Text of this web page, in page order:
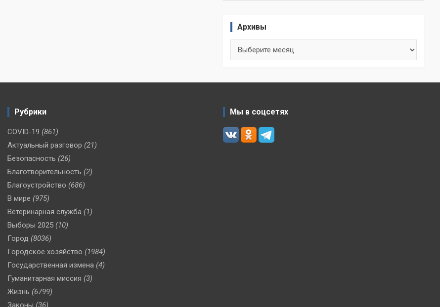
Архивы
Рубрики
COVID-19 (861)
Актуальный разговор (21)
Безопасность (26)
Благотворительность (2)
Благоустройство (686)
В мире (975)
Ветеринарная служба (1)
Выборы 2025 (10)
Город (8036)
Городское хозяйство (1984)
Государственная измена (4)
Гуманитарная миссия (3)
Жизнь (6799)
Законы (36)
Мы в соцсетях